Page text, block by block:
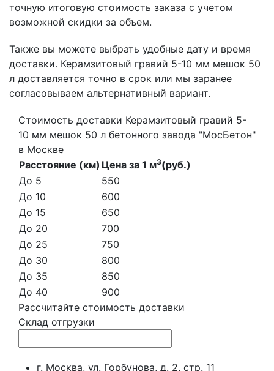
точную итоговую стоимость заказа с учетом
возможной скидки за объем.
Также вы можете выбрать удобные дату и время
доставки. Керамзитовый гравий 5-10 мм мешок 50
л доставляется точно в срок или мы заранее
согласовываем альтернативный вариант.
Стоимость доставки Керамзитовый гравий 5-
10 мм мешок 50 л бетонного завода "МосБетон"
в Москве
Расстояние (км) Цена за 1 м3(руб.)
До 5
550
До 10
600
До 15
650
До 20
700
До 25
750
До 30
800
До 35
850
До 40
900
Рассчитайте стоимость доставки
Склад отгрузки
г. Москва, ул. Горбунова, д. 2, стр. 11